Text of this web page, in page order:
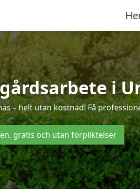
i
– helt utan kostnad! Få
gratis och utan förpliktelser